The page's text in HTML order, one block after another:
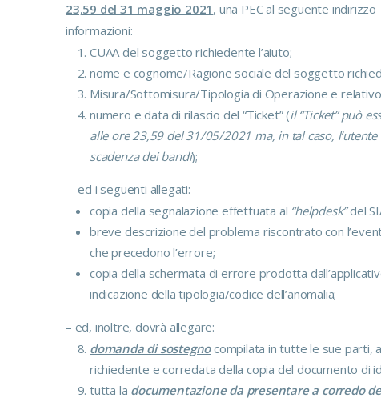
23,59 del 31 maggio 2021 , una PEC al seguente indirizzo
informazioni:
CUAA del soggetto richiedente l’aiuto;
nome e cognome/Ragione sociale del soggetto
Misura/Sottomisura/Tipologia di Operazione e
numero e data di rilascio del “Ticket” (il “Ticket” può
alle ore 23,59 del 31/05/2021 ma, in tal caso,
scadenza dei bandi);
– ed i seguenti allegati:
copia della segnalazione effettuata al “helpdesk”del
breve descrizione del problema riscontrato con
che precedono l’errore;
copia della schermata di errore prodotta
indicazione della tipologia/codice dell’anomalia;
– ed, inoltre, dovrà allegare:
domanda di sostegnocompilata in tutte le sue parti,
richiedente e corredata della copia del documento di
tutta la documentazione da presentare a corredo